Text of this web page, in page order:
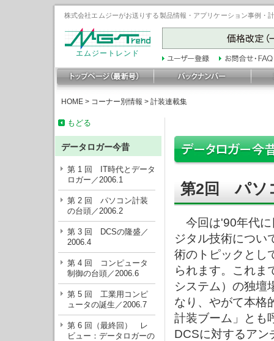
株式会社エムジーがお送りする製品情報・アプリケーション事例
エムジートレンド
HOME > コーナー別情報 > 計装連載集
もどる
データロガー今昔
第 1 回 IT時代とデータ
ロガー／2006.1
第 2 回 パソコン計装
の台頭／2006.2
第 3 回 DCSの隆盛／
2006.4
第 4 回 コンピュータ
制御の台頭／2006.6
第 5 回 工業用コンピ
ュータの誕生／2006.7
第 6 回（最終回） レ
ビュー：データロガーの
第2回パソ
今回は'90年代に
ジタル技術につい
術のトピックとし
られます。これま
システム）の独壇
なり、やがて本格
計装ブーム」とも
DCSに対するアン